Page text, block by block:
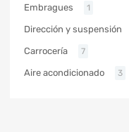
Embragues 1
Dirección y suspensión
Carrocería 7
Aire acondicionado 3